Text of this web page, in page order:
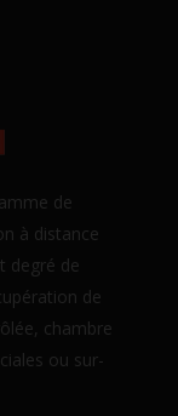
de
à distance
degré de
de
chambre
ou sur-